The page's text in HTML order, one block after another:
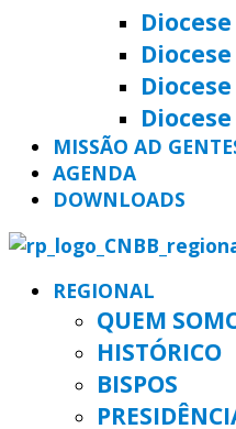
MISSÃO AD
AGENDA
DOWNLOADS
REGIONAL
QUEM
HISTÓRICO
BISPOS